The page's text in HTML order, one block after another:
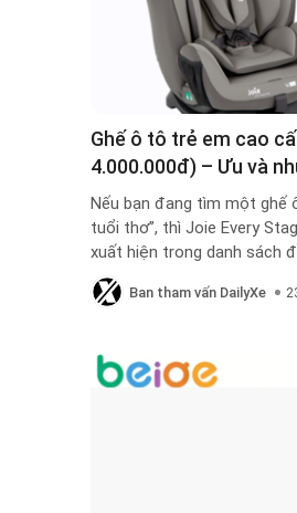
Ghế ô tô trẻ em cao
4.000.000đ) – Ưu và
đầu tư cho bé từ 0–12
Nếu bạn đang tìm một ghế
tuổi thơ”, thì Joie Every
xuất hiện trong danh sách
triệu, đây là dòng ghế
được thiết kế để đồng
Ban tham vấn DailyXe